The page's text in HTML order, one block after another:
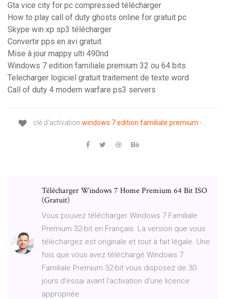
Gta vice city for pc compressed télécharger
How to play call of duty ghosts online for gratuit pc
Skype win xp sp3 télécharger
Convertir pps en avi gratuit
Mise à jour mappy ulti 490nd
Windows 7 edition familiale premium 32 ou 64 bits
Telecharger logiciel gratuit traitement de texte word
Call of duty 4 modern warfare ps3 servers
clé d'activation windows 7edition familiale premium -…
Télécharger Windows 7 Home Premium 64 Bit ISO
(Gratuit)
Vous pouvez télécharger Windows 7 Familiale
Premium 32-bit en Français. La version que vous
téléchargez est originale et tout à fait légale. Une
fois que vous avez téléchargé Windows 7
Familiale Premium 32-bit vous disposez de 30
jours d'essai avant l'activation d'une licence
appropriée.